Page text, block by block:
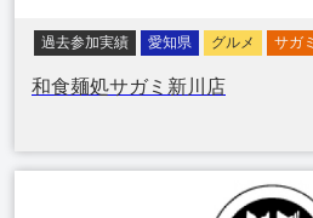
過去参加実績 愛知県 グルメ サガミ
和食麺処サガミ新川店